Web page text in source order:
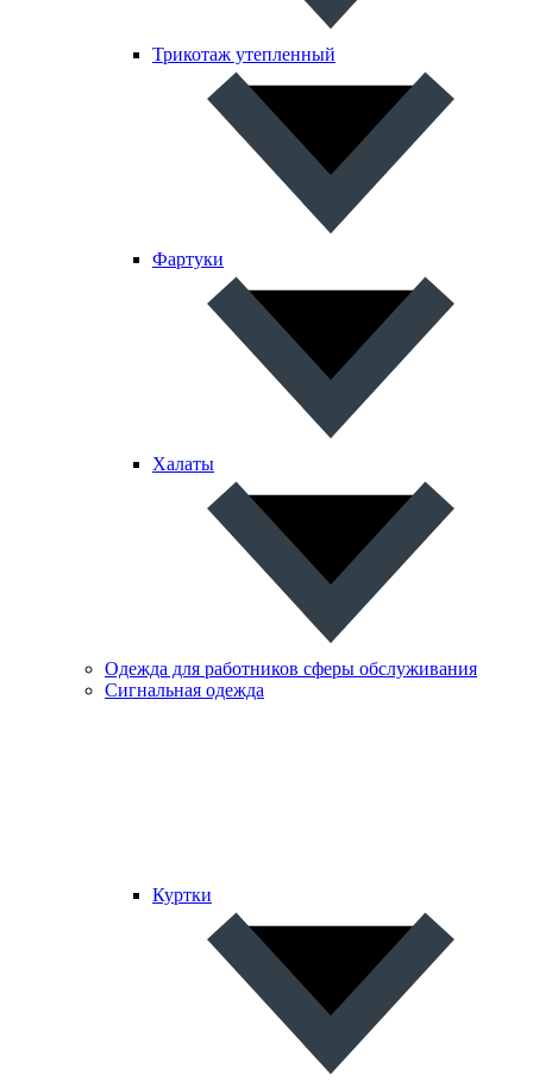
Трикотаж утепленный
Фартуки
Халаты
Одежда для работников сферы обслуживания
Сигнальная одежда
Куртки